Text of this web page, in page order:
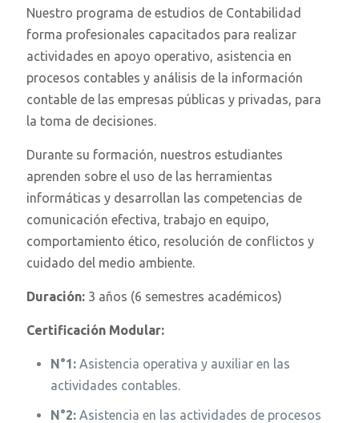
Nuestro programa de estudios de Contabilidad
forma profesionales capacitados para realizar
actividades en apoyo operativo, asistencia en
procesos contables y análisis de la información
contable de las empresas públicas y privadas, para
la toma de decisiones.
Durante su formación, nuestros estudiantes
aprenden sobre el uso de las herramientas
informáticas y desarrollan las competencias de
comunicación efectiva, trabajo en equipo,
comportamiento ético, resolución de conflictos y
cuidado del medio ambiente.
Duración: 3 años (6 semestres académicos)
Certificación Modular:
N°1: Asistencia operativa y auxiliar en las
actividades contables.
N°2: Asistencia en las actividades de procesos